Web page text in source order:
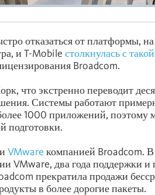
отказаться от платформы,
и T-Mobile столкнулась с
Broadcom.
что экстренно переводит
Системы работают
1000 приложений, поэтому
подготовки.
VMware компанией Broadcom. В
VMware, два года поддержки и
прекратила продажи
в более дорогие пакеты.